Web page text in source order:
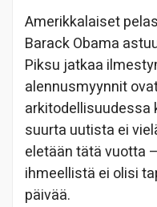
Amerikkalaiset
Barack Obama
Piksu jatkaa
alennusmyynnit
arkitodellisuudessa
suurta uutista ei
eletään tätä vuotta
ihmeellistä ei olisi
päivää.